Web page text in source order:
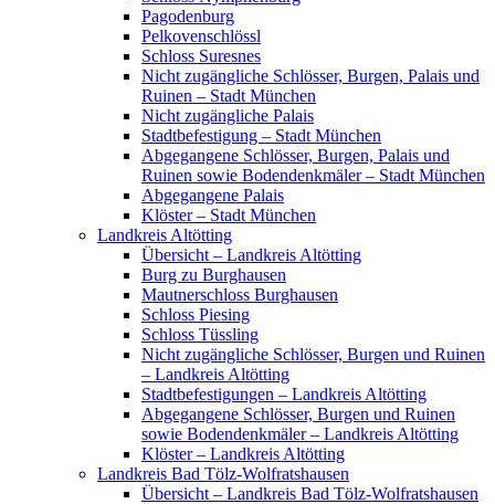
Pagodenburg
Pelkovenschlössl
Schloss Suresnes
Nicht zugängliche Schlösser, Burgen, Palais und
Ruinen – Stadt München
Nicht zugängliche Palais
Stadtbefestigung – Stadt München
Abgegangene Schlösser, Burgen, Palais und
Ruinen sowie Bodendenkmäler – Stadt München
Abgegangene Palais
Klöster – Stadt München
Landkreis Altötting
Übersicht – Landkreis Altötting
Burg zu Burghausen
Mautnerschloss Burghausen
Schloss Piesing
Schloss Tüssling
Nicht zugängliche Schlösser, Burgen und Ruinen
– Landkreis Altötting
Stadtbefestigungen – Landkreis Altötting
Abgegangene Schlösser, Burgen und Ruinen
sowie Bodendenkmäler – Landkreis Altötting
Klöster – Landkreis Altötting
Landkreis Bad Tölz-Wolfratshausen
Übersicht – Landkreis Bad Tölz-Wolfratshausen